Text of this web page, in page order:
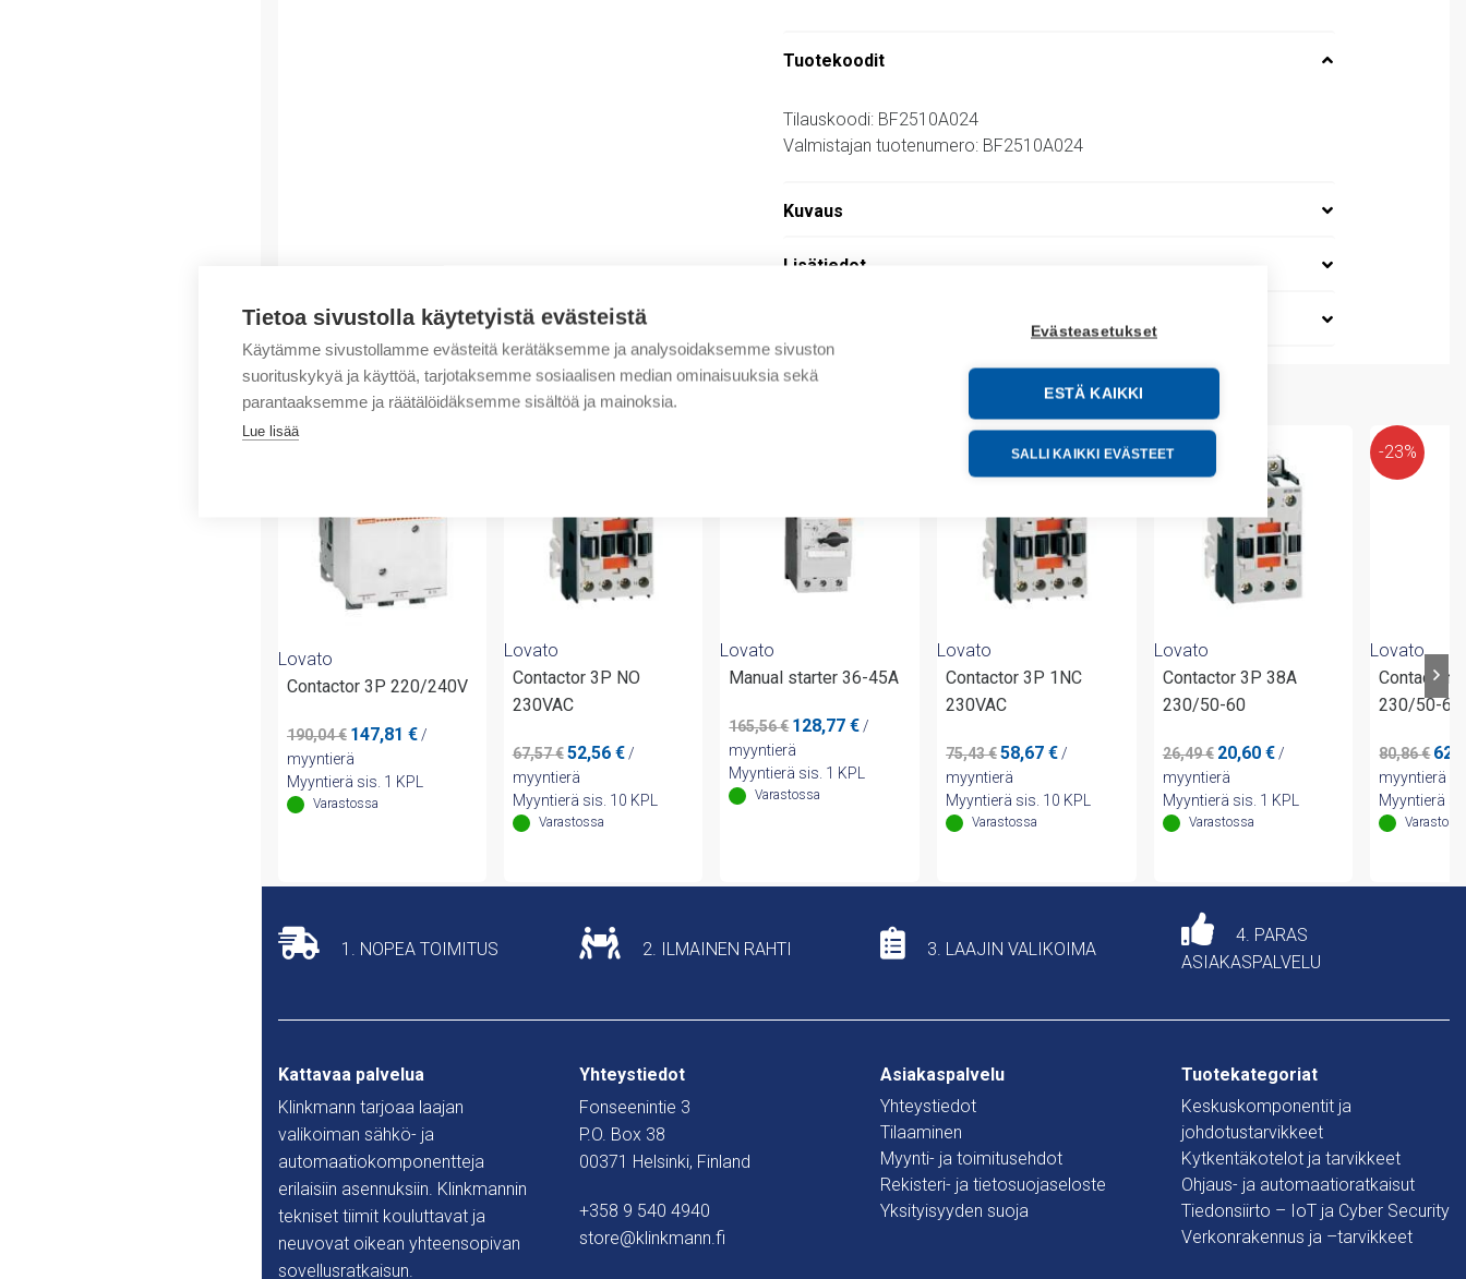
Tietoa sivustolla käytetyistä evästeistä
Käytämme sivustollamme evästeitä kerätäksemme ja analysoidaksemme sivuston
suorituskykyä ja käyttöä, tarjotaksemme sosiaalisen median ominaisuuksia sekä
parantaaksemme ja räätälöidäksemme sisältöä ja mainoksia.
Lue lisää
Evästeasetukset
ESTÄ KAIKKI
SALLI KAIKKI EVÄSTEET
Tuotekoodit
Tilauskoodi: BF2510A024
Valmistajan tuotenumero: BF2510A024
Kuvaus
Lisätiedot
Tuotteita samalta valmistajalta
Lovato
Contactor 3P 220/240V
190,04€ Alkuperäinen
hinta
oli:
190,04 €.
147,81 €Nykyinen
on:
/
myyntierä
Myyntierä sis. 1 KPL
Varastossa
Lovato
Contactor 3P NO
230VAC
67,57€ Alkuperäinen
hinta
oli:
67,57 €.
52,56 €Nykyinen
on:
/
myyntierä
Myyntierä sis. 10 KPL
Varastossa
Lovato
Manual starter 36-45A
165,56€ Alkuperäinen
hinta
oli:
165,56 €.
128,77€Nykyinen
on:
/
myyntierä
Myyntierä sis. 1 KPL
Varastossa
Lovato
Contactor 3P 1NC
230VAC
75,43€Alkuperäinen
hinta
oli:
75,43 €.
58,67€Nykyinen
on:
/
myyntierä
Myyntierä sis. 10 KPL
Varastossa
-23%
Lovato
Contactor 3P 38A
230/50-60
26,49€ Alkuperäinen
hinta
oli:
26,49 €.
20,60 €Nykyinen
on:
/
myyntierä
Myyntierä sis. 1 KPL
Varastossa
-23%
Lovato
Contactor
230/50-60
80,86€
hinta
oli:
myyntierä
Myyntierä
1. NOPEA TOIMITUS 2. ILMAINEN RAHTI 3. LAAJIN VALIKOIMA
4. PARAS
ASIAKASPALVELU
Kattavaa palvelua
Klinkmann tarjoaa laajan
valikoiman sähkö- ja
automaatiokomponentteja
erilaisiin asennuksiin. Klinkmannin
tekniset tiimit kouluttavat ja
neuvovat oikean yhteensopivan
sovellusratkaisun.
Yhteystiedot
Fonseenintie 3
P.O. Box 38
00371 Helsinki, Finland
+358 9 540 4940
store@klinkmann.fi
Asiakaspalvelu
Yhteystiedot
Tilaaminen
Myynti- ja toimitusehdot
Rekisteri- ja tietosuojaseloste
Yksityisyyden suoja
Tuotekategoriat
Keskuskomponentit ja
johdotustarvikkeet
Kytkentäkotelot ja tarvikkeet
Ohjaus- ja automaatioratkaisut
Tiedonsiirto – IoT ja Cyber Security
Verkonrakennus ja –tarvikkeet